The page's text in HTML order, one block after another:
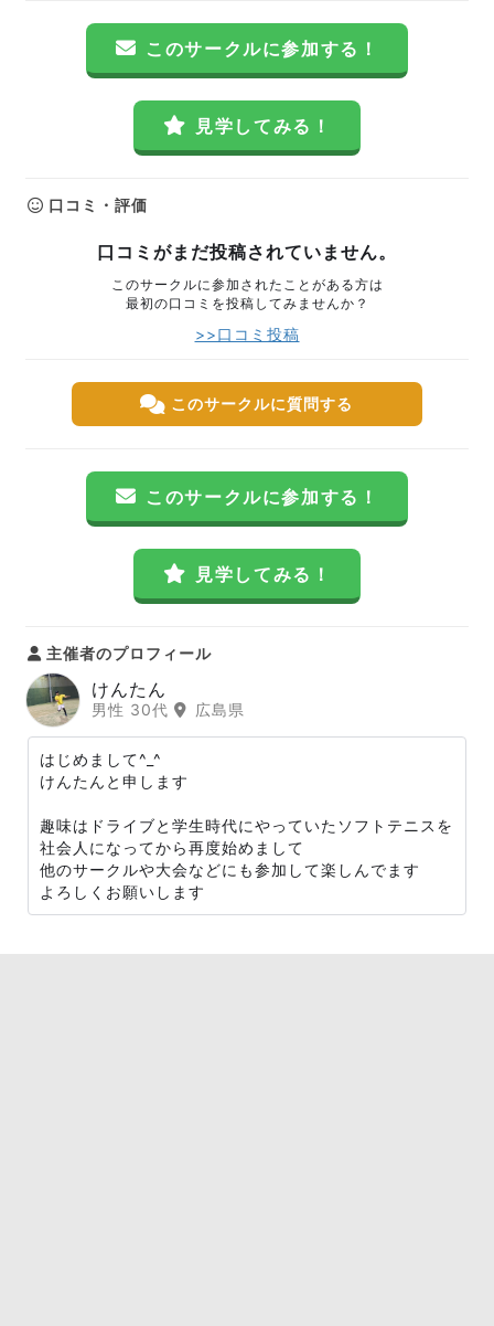
このサークルに参加する！
見学してみる！
口コミ・評価
口コミがまだ投稿されていません。
このサークルに参加されたことがある方は
最初の口コミを投稿してみませんか？
>>口コミ投稿
このサークルに質問する
このサークルに参加する！
見学してみる！
主催者のプロフィール
けんたん
男性 30代 広島県
はじめまして^_^
けんたんと申します
趣味はドライブと学生時代にやっていたソフトテニスを
社会人になってから再度始めまして
他のサークルや大会などにも参加して楽しんでます
よろしくお願いします